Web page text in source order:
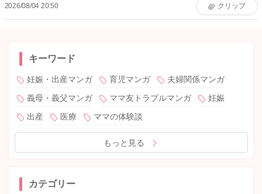
2026/08/04 20:50 クリップ
キーワード
妊娠・出産マンガ 育児マンガ
夫婦関係マンガ
義母・義父マンガ
ママ友トラブルマンガ
妊娠
出産
医療 ママの体験談
もっと見る
カテゴリー